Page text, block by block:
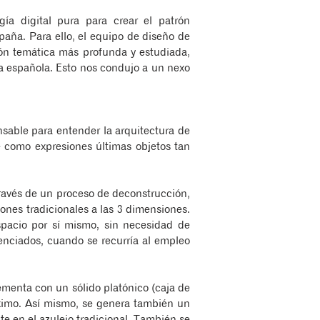
digital pura para crear el patrón
Para ello, el equipo de diseño de
temática más profunda y estudiada,
Esto nos condujo a un nexo
para entender la arquitectura de
expresiones últimas objetos tan
de un proceso de deconstrucción,
tradicionales a las 3 dimensiones.
por sí mismo, sin necesidad de
cuando se recurría al empleo
con un sólido platónico (caja de
Así mismo, se genera también un